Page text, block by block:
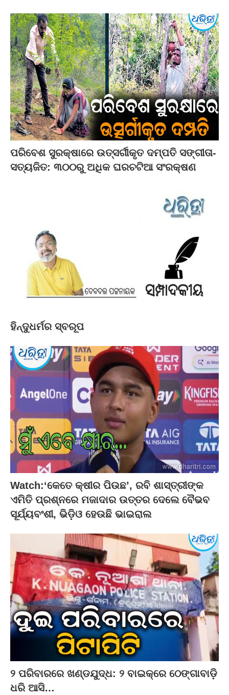
ପରିବେଶ ସୁରକ୍ଷାରେ ଉତ୍ସର୍ଗୀକୃତ ଦମ୍ପତି ସଙ୍ଗୀତା-
ସତ୍ୟଜିତ: ୩୦୦ରୁ ଅଧିକ ଘରଚଟିଆ ସଂରକ୍ଷଣ
ହିନ୍ଦୁଧର୍ମର ସ୍ବରୂପ
Watch:‘କେତେ କ୍ଷୀର ପିଉଛ’, ରବି ଶାସ୍ତ୍ରୀଙ୍କ
ଏମିତି ପ୍ରଶ୍ନରେ ମଜାଦାର ଉତ୍ତର ଦେଲେ ବୈଭବ
ସୂର୍ଯ୍ୟବଂଶୀ, ଭିଡ଼ିଓ ହେଉଛି ଭାଇରାଲ
୨ ପରିବାରରେ ଖଣ୍ଡଯୁଦ୍ଧ: ୨ ବାଇକ୍‌ରେ ଠେଙ୍ଗାବାଡ଼ି
ଧରି ଆସି…